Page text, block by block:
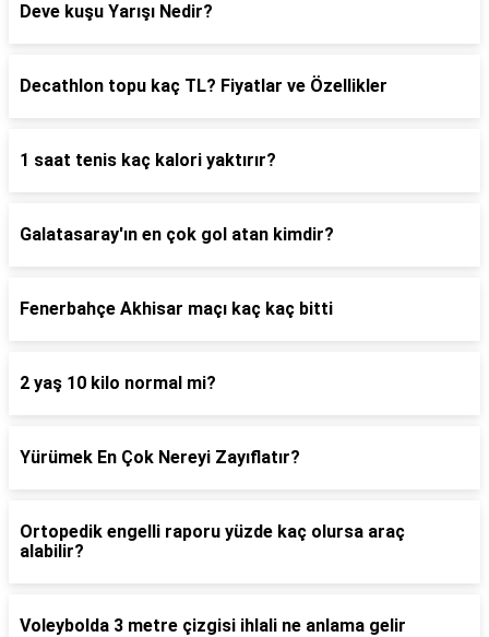
Deve kuşu Yarışı Nedir?
Decathlon topu kaç TL? Fiyatlar ve Özellikler
1 saat tenis kaç kalori yaktırır?
Galatasaray'ın en çok gol atan kimdir?
Fenerbahçe Akhisar maçı kaç kaç bitti
2 yaş 10 kilo normal mi?
Yürümek En Çok Nereyi Zayıflatır?
Ortopedik engelli raporu yüzde kaç olursa araç
alabilir?
Voleybolda 3 metre çizgisi ihlali ne anlama gelir